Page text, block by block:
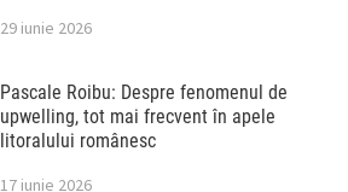
29 iunie 2026
Pascale Roibu: Despre fenomenul de
upwelling, tot mai frecvent în apele
litoralului românesc
17 iunie 2026